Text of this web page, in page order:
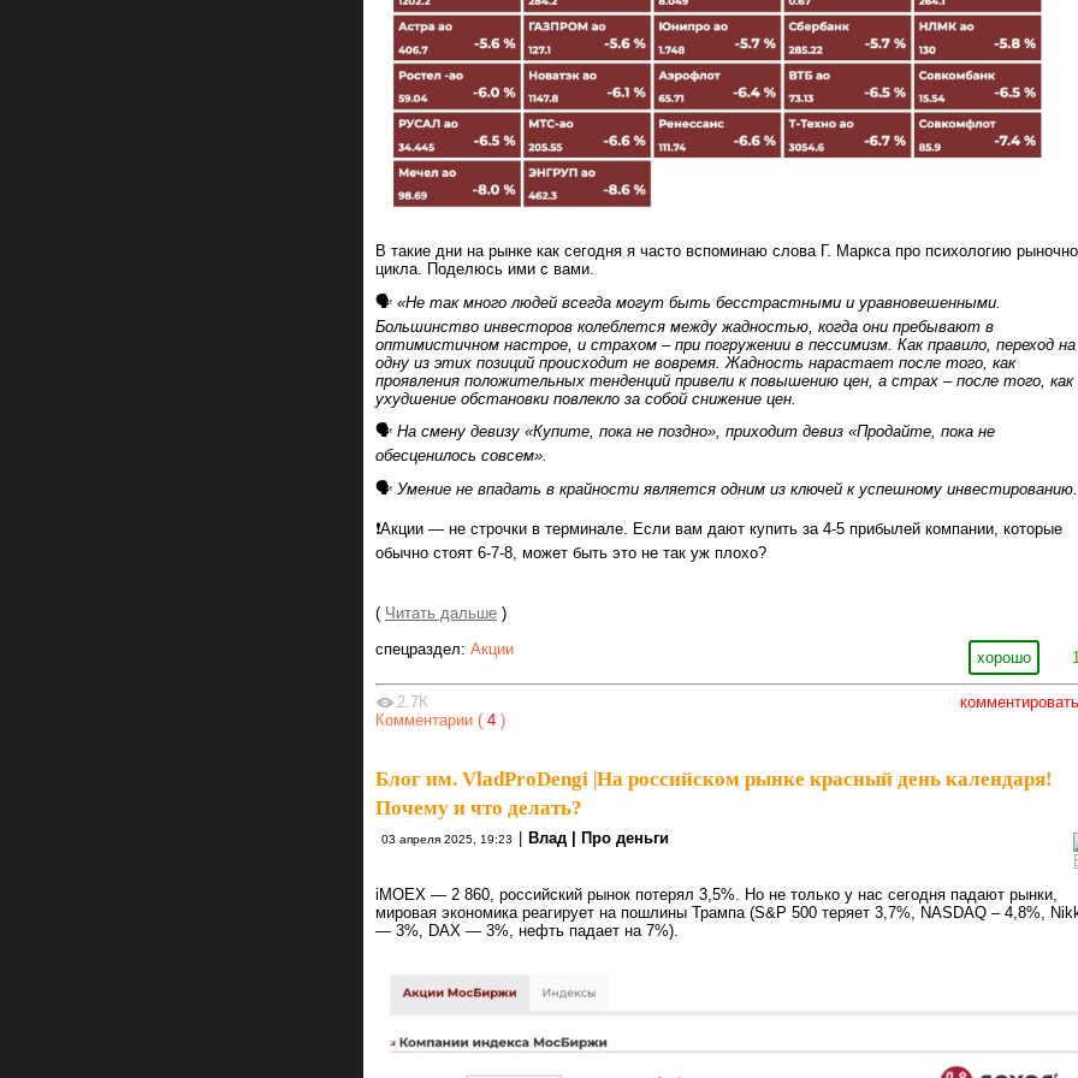
В такие дни на рынке как сегодня я часто вспоминаю слова Г. Маркса про психологию
цикла. Поделюсь ими с вами.
🗣️ «Не так много людей всегда могут быть бесстрастными и уравновешенными.
Большинство инвесторов колеблется между жадностью, когда они пребывают в
оптимистичном настрое, и страхом – при погружении в пессимизм. Как правило, переход на
одну из этих позиций происходит не вовремя. Жадность нарастает после того, как
проявления положительных тенденций привели к повышению цен, а страх – после того, как
ухудшение обстановки повлекло за собой снижение цен.
🗣️ На смену девизу «Купите, пока не поздно», приходит девиз «Продайте, пока не
обесценилось совсем».
🗣️ Умение не впадать в крайности является одним из ключей к успешному инвестированию.
❗️Акции — не строчки в терминале. Если вам дают купить за 4-5 прибылей компании, которые
обычно стоят 6-7-8, может быть это не так уж плохо?
( Читать дальше )
хорошо
спецраздел: Акции
комментировать
2.7К
Комментарии ( 4 )
Блог им. VladProDengi На российском рынке красный день календаря!
Почему и что делать?
03 апреля 2025, 19:23 Влад | Про деньги
iMOEX — 2 860, российский рынок потерял 3,5%. Но не только у нас сегодня падают рынки,
мировая экономика реагирует на пошлины Трампа (S&P 500 теряет 3,7%, NASDAQ – 4,8%,
— 3%, DAX — 3%, нефть падает на 7%).